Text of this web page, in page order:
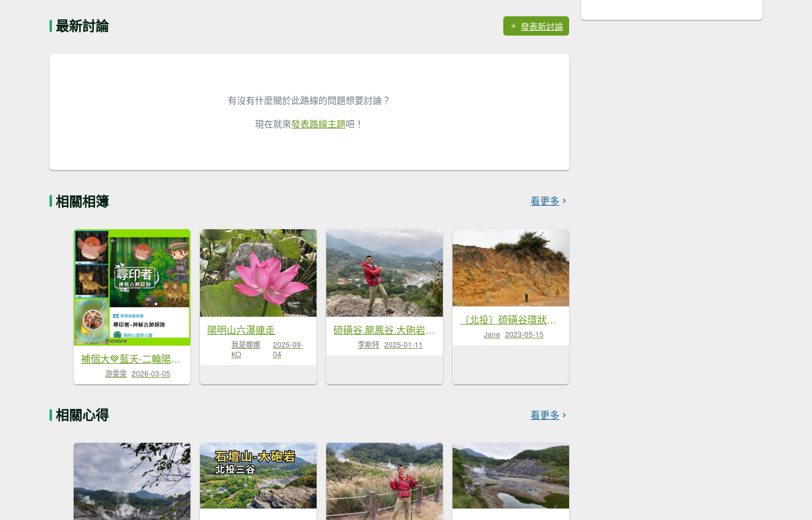
最新討論 發表新討論
有沒有什麼關於此路線的問題想要討論？
現在就來發表路線主題吧！
相關相簿 看更多
補個大💙藍天-二輪陽明山-尋印者-神秘古蹟探險12條步道
游雯雯 2026-03-05
陽明山六瀑連走
我是娜娜
KO
2025-09-
04
硫磺谷.龍鳳谷.大砲岩.石壇山【大巨蛋 跳起來 可以嗎?】
李斯特 2025-01-11
〔北投〕硫磺谷環狀步道，龍鳳谷地熱景觀區步道，磺溪溫泉步道
Jane 2023-05-15
相關心得 看更多